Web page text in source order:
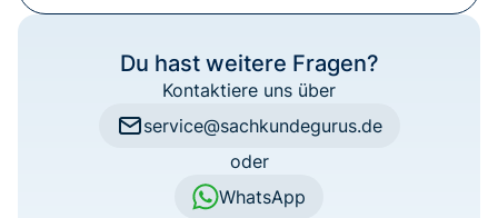
Du hast weitere Fragen?
Kontaktiere uns über
service@sachkundegurus.de
oder
WhatsApp